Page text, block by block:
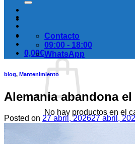
0,00€
No hay productos en el
Contacto
09:00 - 18:00
WhatsApp
blog, Mantenimiento
Alemania abandona
Posted on 27 abril, 202627 abril,